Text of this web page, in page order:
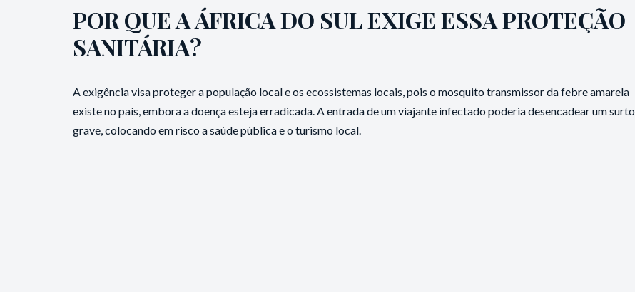
POR QUE A ÁFRICA DO SUL EXIGE ESSA PROTEÇÃO
SANITÁRIA?
A exigência visa proteger a população local e os ecossistemas locais, pois o mosquito transmissor da febre amarela
existe no país, embora a doença esteja erradicada. A entrada de um viajante infectado poderia desencadear um surto
grave, colocando em risco a saúde pública e o turismo local.